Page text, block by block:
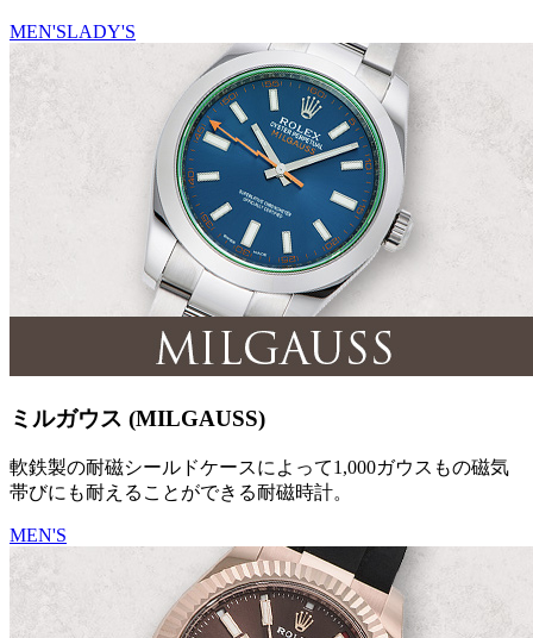
MEN'SLADY'S
ミルガウス (MILGAUSS)
軟鉄製の耐磁シールドケースによって1,000ガウスもの磁気
帯びにも耐えることができる耐磁時計。
MEN'S